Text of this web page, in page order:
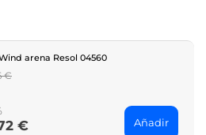
arena Resol 04560
€
€ Añadir